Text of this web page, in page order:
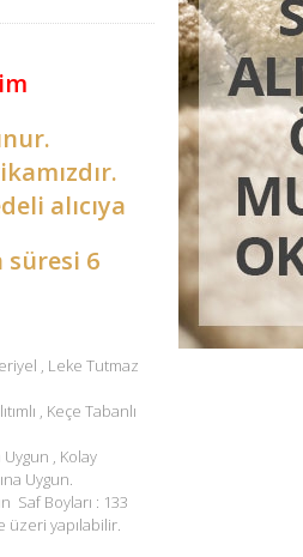
alıcıya
süresi 6
, Leke Tutmaz
, Keçe Tabanlı
Uygun , Kolay
Uygun.
Saf Boyları : 133
üzeri yapılabilir.